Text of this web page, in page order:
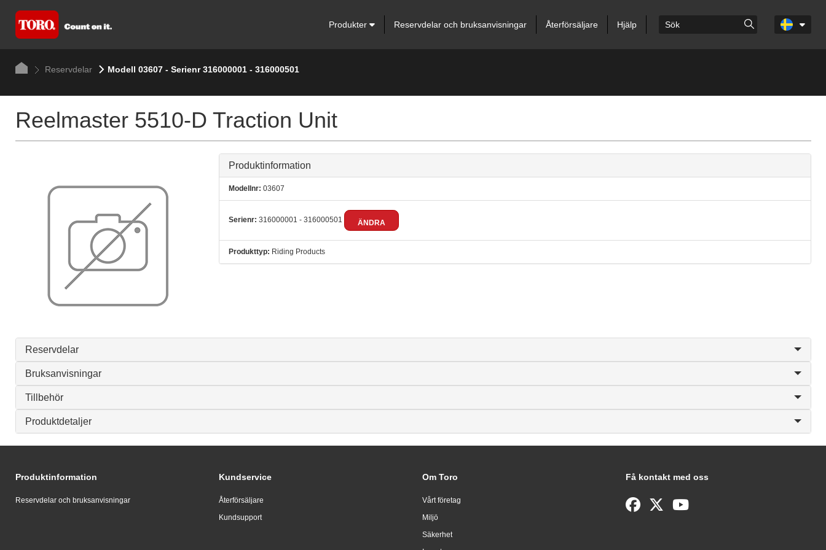
Produkter Reservdelar och bruksanvisningar Återförsäljare Hjälp
Reservdelar Modell 03607 - Serienr 316000001 - 316000501
Reelmaster 5510-D Traction Unit
Produktinformation
Modellnr: 03607
Serienr: 316000001 - 316000501 ÄNDRA
Produkttyp: Riding Products
Reservdelar
Bruksanvisningar
Tillbehör
Produktdetaljer
Produktinformation
Reservdelar och bruksanvisningar
Kundservice
Återförsäljare
Kundsupport
Om Toro
Vårt företag
Miljö
Säkerhet
Få kontakt med oss